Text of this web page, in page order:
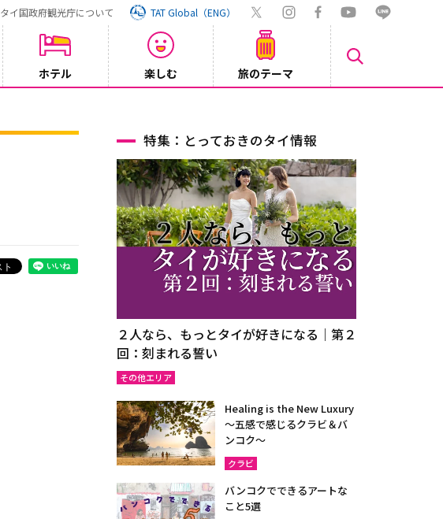
タイ国政府観光庁について TAT Global（ENG）
ホテル 楽しむ 旅のテーマ
特集：とっておきのタイ情報
２人なら、もっとタイが好きになる｜第２
回：刻まれる誓い
その他エリア
Healing is the New Luxury
～五感で感じるクラビ＆バ
ンコク～
クラビ
バンコクでできるアートな
こと5選